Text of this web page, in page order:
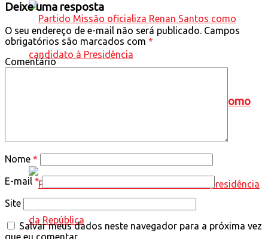
Partido Missão oficializa Renan Santos como
Deixe uma resposta
O seu endereço de e-mail não será publicado. Campos
obrigatórios são marcados com *
Comentário
Nome *
E-mail *
Site
Salvar meus dados neste navegador para a próxima vez
que eu comentar.